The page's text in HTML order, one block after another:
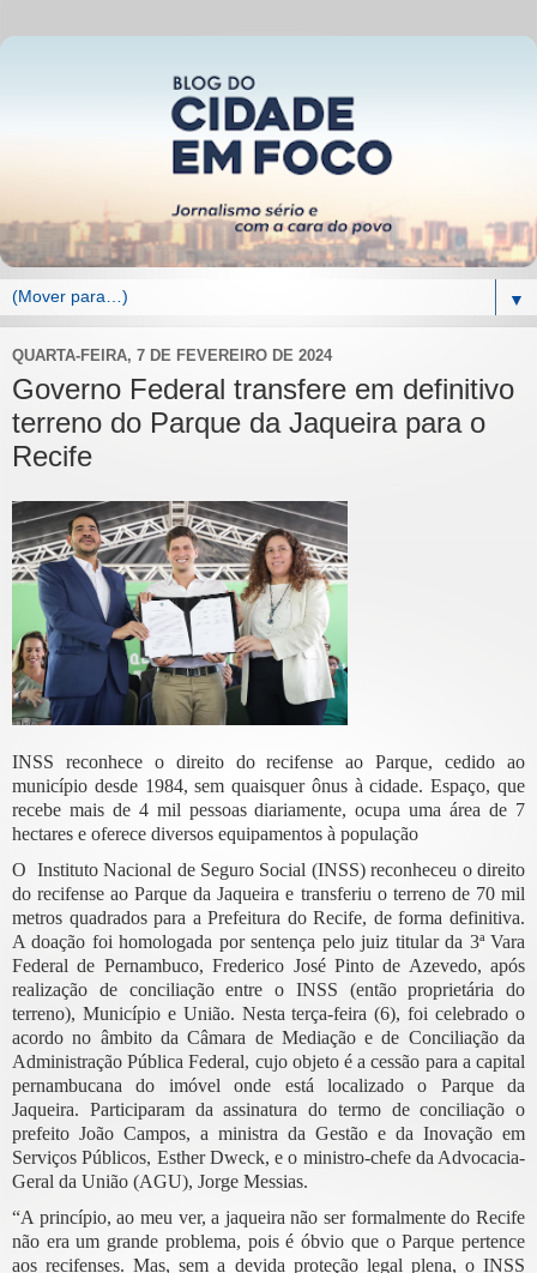
▼
QUARTA-FEIRA, 7 DE FEVEREIRO DE 2024
Governo Federal transfere em definitivo
terreno do Parque da Jaqueira para o
Recife
INSS reconhece o direito do recifense ao Parque, cedido ao
município desde 1984, sem quaisquer ônus à cidade. Espaço, que
recebe mais de 4 mil pessoas diariamente, ocupa uma área de 7
hectares e oferece diversos equipamentos à população
O Instituto Nacional de Seguro Social (INSS) reconheceu o direito
do recifense ao Parque da Jaqueira e transferiu o terreno de 70 mil
metros quadrados para a Prefeitura do Recife, de forma definitiva.
A doação foi homologada por sentença pelo juiz titular da 3ª Vara
Federal de Pernambuco, Frederico José Pinto de Azevedo, após
realização de conciliação entre o INSS (então proprietária do
terreno), Município e União. Nesta terça-feira (6), foi celebrado o
acordo no âmbito da Câmara de Mediação e de Conciliação da
Administração Pública Federal, cujo objeto é a cessão para a capital
pernambucana do imóvel onde está localizado o Parque da
Jaqueira. Participaram da assinatura do termo de conciliação o
prefeito João Campos, a ministra da Gestão e da Inovação em
Serviços Públicos, Esther Dweck, e o ministro-chefe da Advocacia-
Geral da União (AGU), Jorge Messias.
“A princípio, ao meu ver, a jaqueira não ser formalmente do Recife
não era um grande problema, pois é óbvio que o Parque pertence
aos recifenses. Mas, sem a devida proteção legal plena, o INSS